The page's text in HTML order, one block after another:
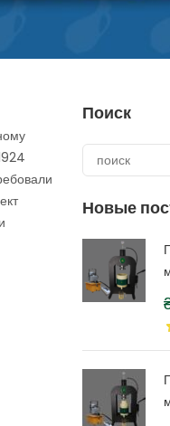
Поиск
Новые